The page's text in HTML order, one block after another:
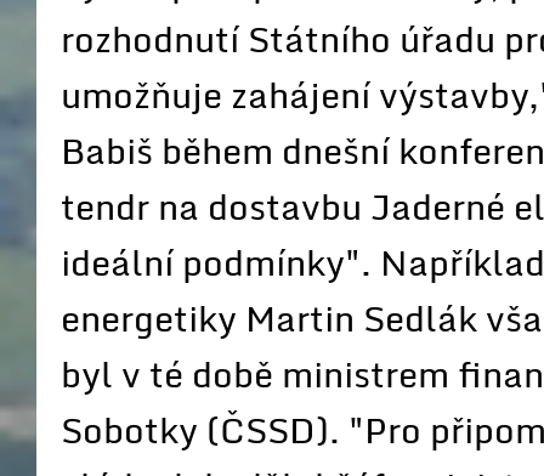
rozhodnutí Státního úřadu
umožňuje zahájení
Babiš během dnešní
tendr na dostavbu Jaderné
ideální podmínky".
energetiky Martin Sedlák
byl v té době ministrem
Sobotky (ČSSD). "Pro